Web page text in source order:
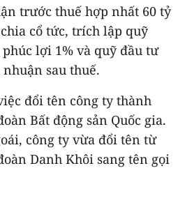
trước thuế hợp nhất 60 tỷ
cổ tức, trích lập quỹ
lợi 1% và quỹ đầu tư
sau thuế.
đổi tên công ty thành
Bất động sản Quốc gia.
công ty vừa đổi tên từ
Danh Khôi sang tên gọi